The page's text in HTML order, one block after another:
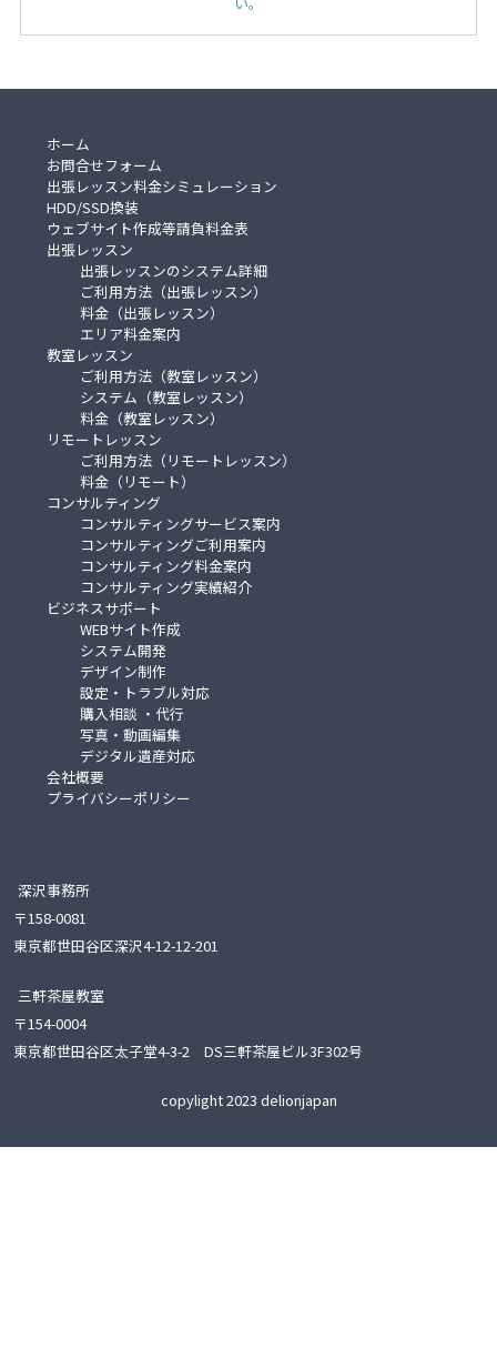
ホーム
お問合せフォーム
出張レッスン料金シミュレーション
HDD/SSD換装
ウェブサイト作成等請負料金表
出張レッスン
出張レッスンのシステム詳細
ご利用方法（出張レッスン）
料金（出張レッスン）
エリア料金案内
教室レッスン
ご利用方法（教室レッスン）
システム（教室レッスン）
料金（教室レッスン）
リモートレッスン
ご利用方法（リモートレッスン）
料金（リモート）
コンサルティング
コンサルティングサービス案内
コンサルティングご利用案内
コンサルティング料金案内
コンサルティング実績紹介
ビジネスサポート
WEBサイト作成
システム開発
デザイン制作
設定・トラブル対応
購入相談 ・代行
写真・動画編集
デジタル遺産対応
会社概要
プライバシーポリシー
深沢事務所
〒158-0081
東京都世田谷区深沢4-12-12-201
三軒茶屋教室
〒154-0004
東京都世田谷区太子堂4-3-2 DS三軒茶屋ビル3F302号
copylight 2023 delionjapan